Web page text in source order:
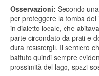
Osservazioni: Secondo
per proteggere la tomba del
in dialetto locale, che
parte circondato da prati e
dura resistergli. Il sentiero
battuto quindi sempre
prossimità del lago, spazi